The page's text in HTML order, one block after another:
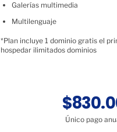
Galerías multimedia
Multilenguaje
*Plan incluye 1 dominio gratis el
hospedar ilimitados dominios
Único pago